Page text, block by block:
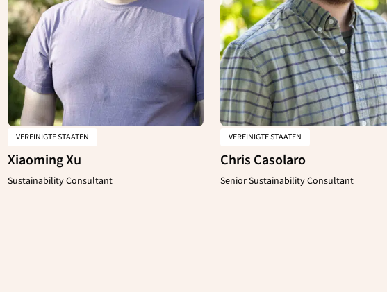
VEREINIGTE STAATEN
Xiaoming Xu
Sustainability Consultant
VEREINIGTE STAATEN
Chris Casolaro
Senior Sustainability Consultant